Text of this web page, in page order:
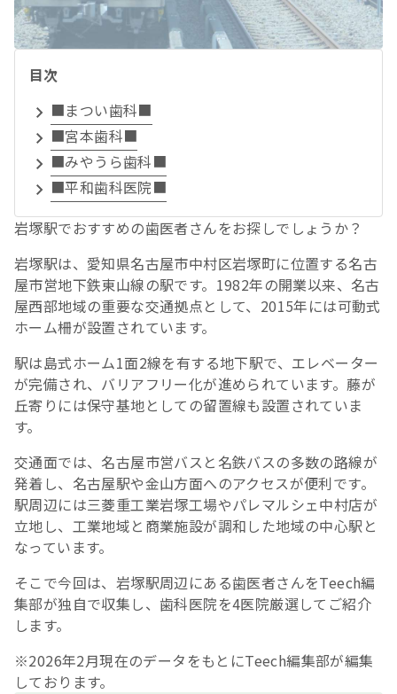
目次
■まつい歯科■
■宮本歯科■
■みやうら歯科■
■平和歯科医院■
岩塚駅でおすすめの歯医者さんをお探しでしょうか？
岩塚駅は、愛知県名古屋市中村区岩塚町に位置する名古
屋市営地下鉄東山線の駅です。1982年の開業以来、名古
屋西部地域の重要な交通拠点として、2015年には可動式
ホーム柵が設置されています。
駅は島式ホーム1面2線を有する地下駅で、エレベーター
が完備され、バリアフリー化が進められています。藤が
丘寄りには保守基地としての留置線も設置されていま
す。
交通面では、名古屋市営バスと名鉄バスの多数の路線が
発着し、名古屋駅や金山方面へのアクセスが便利です。
駅周辺には三菱重工業岩塚工場やパレマルシェ中村店が
立地し、工業地域と商業施設が調和した地域の中心駅と
なっています。
そこで今回は、岩塚駅周辺にある歯医者さんをTeech編
集部が独自で収集し、歯科医院を4医院厳選してご紹介
します。
※2026年2月現在のデータをもとにTeech編集部が編集
しております。